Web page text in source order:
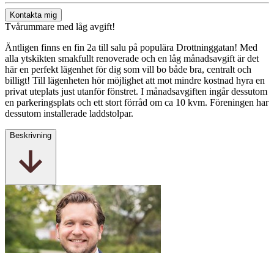
Kontakta mig
Tvårummare med låg avgift!
Äntligen finns en fin 2a till salu på populära Drottninggatan! Med
alla ytskikten smakfullt renoverade och en låg månadsavgift är det
här en perfekt lägenhet för dig som vill bo både bra, centralt och
billigt! Till lägenheten hör möjlighet att mot mindre kostnad hyra en
privat uteplats just utanför fönstret. I månadsavgiften ingår dessutom
en parkeringsplats och ett stort förråd om ca 10 kvm. Föreningen har
dessutom installerade laddstolpar.
Beskrivning